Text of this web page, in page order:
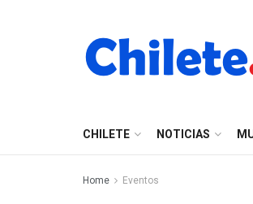
CHILETE NOTICIAS
Home Eventos